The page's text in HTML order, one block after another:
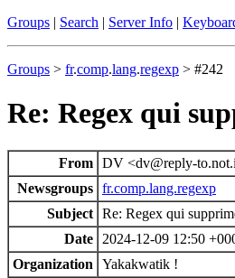
Groups | Search | Server Info |
Groups > fr.comp.lang.regexp > #242
Re: Regex qui
From DV <dv@reply-
Newsgroups fr.comp.lang.regexp
Subject Re: Regex qui
Date
2024-12-09 12:50
Organization
Yakakwatik !